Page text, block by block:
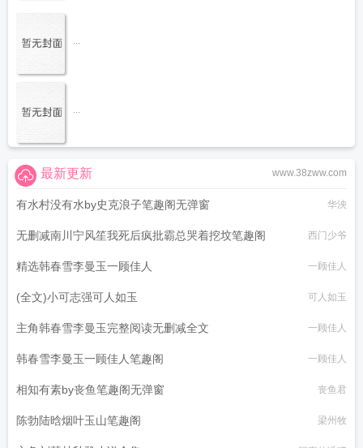
...
...
www.38zww.com
最新更新
有水村没有水by史克浪子笔趣阁无弹窗 华泱
无删减南川宁风笙我死后疯批霸总哭着挖坟笔趣阁 西门少爷
精选韩春雪李曼玉一顾佳人 一顾佳人
(全文)小可志强可人如玉 可人如玉
主角韩春雪李曼玉完整阅读无删减全文 一顾佳人
韩春雪李曼玉一顾佳人笔趣阁 一顾佳人
相知有素by丧鱼笔趣阁无弹窗 丧鱼君
陈勃陆晗烟叶玉山笔趣阁 梁州牧